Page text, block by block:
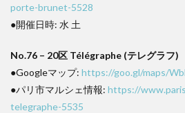
porte-brunet-5528
●開催日時: 水 土
No.76 – 20区 Télégraphe (テレグラフ)
●Googleマップ: https://goo.gl/maps/
●パリ市マルシェ情報: https://
telegraphe-5535